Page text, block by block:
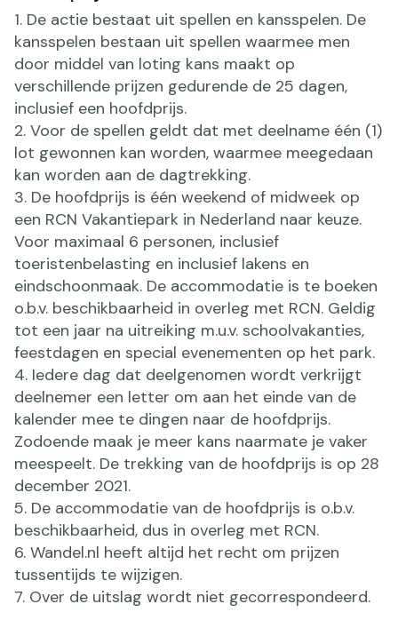
De actie bestaat uit spellen en kansspelen. De
kansspelen bestaan uit spellen waarmee men
door middel van loting kans maakt op
verschillende prijzen gedurende de 25 dagen,
inclusief een hoofdprijs.
Voor de spellen geldt dat met deelname één (1)
lot gewonnen kan worden, waarmee meegedaan
kan worden aan de dagtrekking.
De hoofdprijs is één weekend of midweek op
een RCN Vakantiepark in Nederland naar keuze.
Voor maximaal 6 personen, inclusief
toeristenbelasting en inclusief lakens en
eindschoonmaak. De accommodatie is te boeken
o.b.v. beschikbaarheid in overleg met RCN. Geldig
tot een jaar na uitreiking m.u.v. schoolvakanties,
feestdagen en special evenementen op het park.
Iedere dag dat deelgenomen wordt verkrijgt
deelnemer een letter om aan het einde van de
kalender mee te dingen naar de hoofdprijs.
Zodoende maak je meer kans naarmate je vaker
meespeelt. De trekking van de hoofdprijs is op 28
december 2021.
De accommodatie van de hoofdprijs is o.b.v.
beschikbaarheid, dus in overleg met RCN.
Wandel.nl heeft altijd het recht om prijzen
tussentijds te wijzigen.
Over de uitslag wordt niet gecorrespondeerd.